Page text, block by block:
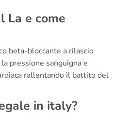
La e come
beta-bloccante a rilascio
pressione sanguigna e
rallentando il battito del
in italy?